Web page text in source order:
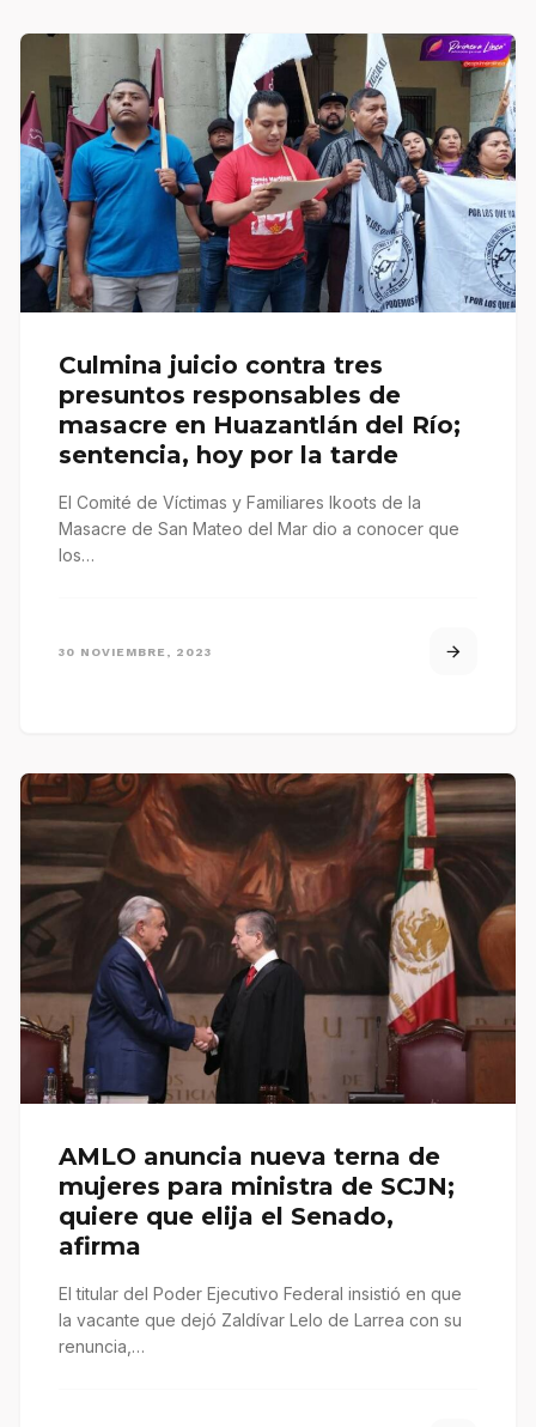
Culmina juicio contra tres
presuntos responsables de
masacre en Huazantlán del Río;
sentencia, hoy por la tarde
El Comité de Víctimas y Familiares Ikoots de la
Masacre de San Mateo del Mar dio a conocer que
los…
30 NOVIEMBRE, 2023
AMLO anuncia nueva terna de
mujeres para ministra de SCJN;
quiere que elija el Senado,
afirma
El titular del Poder Ejecutivo Federal insistió en que
la vacante que dejó Zaldívar Lelo de Larrea con su
renuncia,…